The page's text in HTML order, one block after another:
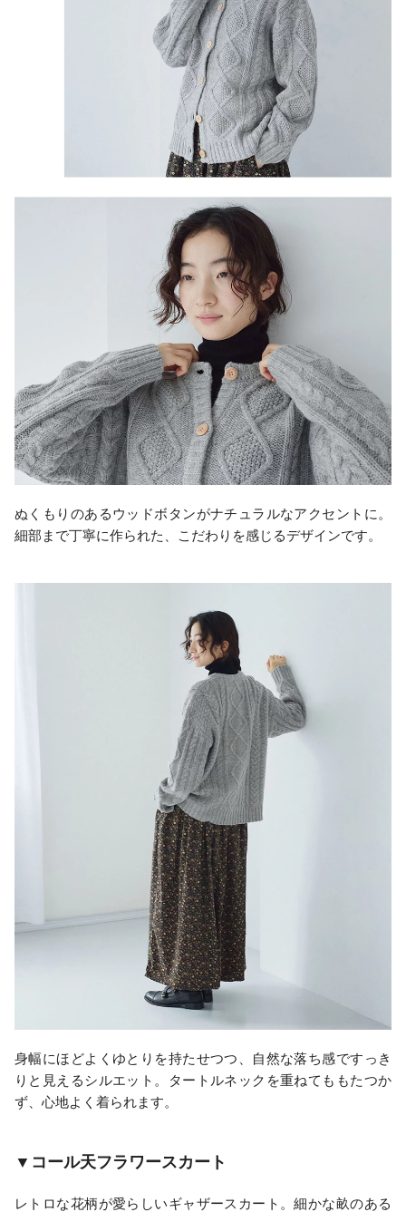
ぬくもりのあるウッドボタンがナチュラルなアクセントに。
細部まで丁寧に作られた、こだわりを感じるデザインです。
身幅にほどよくゆとりを持たせつつ、自然な落ち感ですっき
りと見えるシルエット。タートルネックを重ねてももたつか
ず、心地よく着られます。
▼コール天フラワースカート
レトロな花柄が愛らしいギャザースカート。細かな畝のある